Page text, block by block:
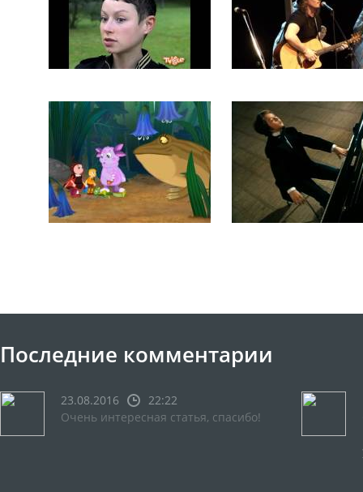
Последние комментарии
23.08.2016
22:22
Очень интересная статья, спасибо!